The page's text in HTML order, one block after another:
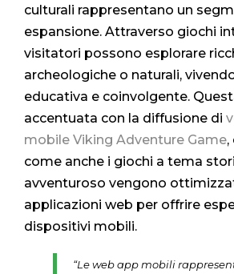
culturali rappresentano un
espansione. Attraverso giochi
visitatori possono esplorare
archeologiche o naturali,
educativa e coinvolgente.
accentuata con la diffusione di
mobile Viking Adventure Game,
come anche i giochi a tema
avventuroso vengono
applicazioni web per offrire
dispositivi mobili.
“Le web app mobili